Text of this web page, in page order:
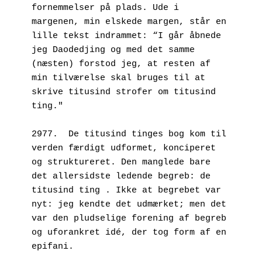
fornemmelser på plads. Ude i
margenen, min elskede margen, står en
lille tekst indrammet: “I går åbnede
jeg Daodedjing og med det samme
(næsten) forstod jeg, at resten af
min tilværelse skal bruges til at
skrive titusind strofer om titusind
ting."
2977.  De titusind tinges bog kom til
verden færdigt udformet, konciperet
og struktureret. Den manglede bare
det allersidste ledende begreb: de
titusind ting . Ikke at begrebet var
nyt: jeg kendte det udmærket; men det
var den pludselige forening af begreb
og uforankret idé, der tog form af en
epifani.